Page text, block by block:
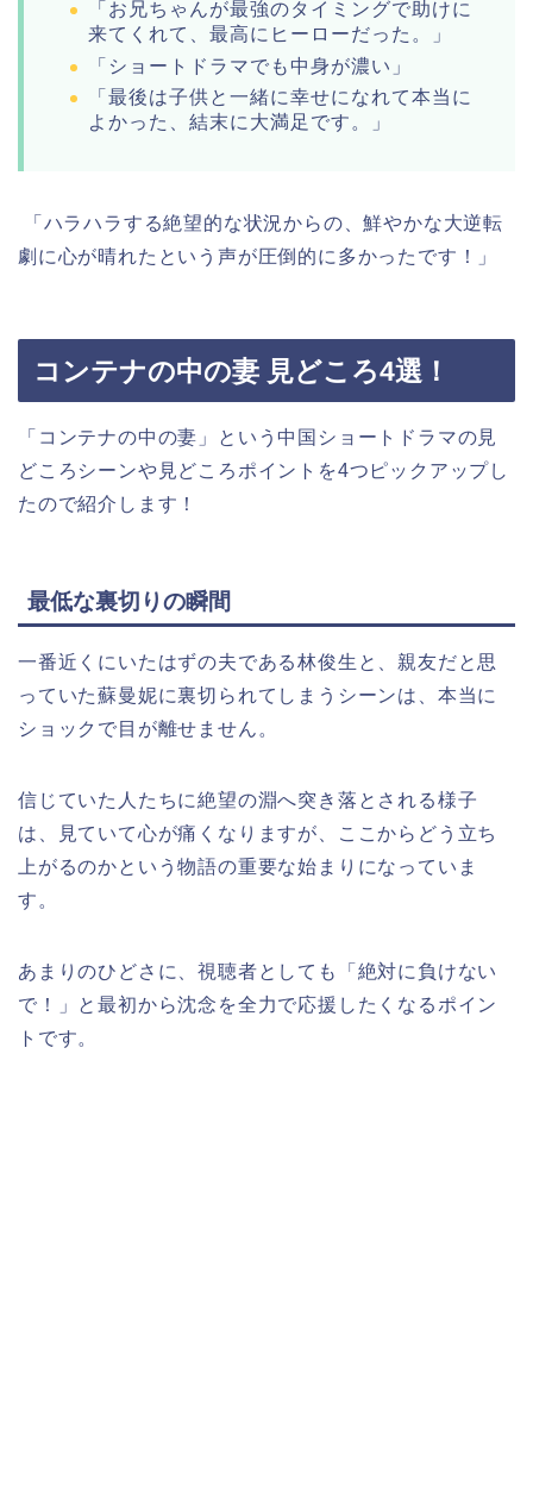
「お兄ちゃんが最強のタイミングで助けに
来てくれて、最高にヒーローだった。」
「ショートドラマでも中身が濃い」
「最後は子供と一緒に幸せになれて本当に
よかった、結末に大満足です。」
「ハラハラする絶望的な状況からの、鮮やかな大逆転
劇に心が晴れたという声が圧倒的に多かったです！」
コンテナの中の妻 見どころ4選！
「コンテナの中の妻」という中国ショートドラマの見
どころシーンや見どころポイントを4つピックアップし
たので紹介します！
最低な裏切りの瞬間
一番近くにいたはずの夫である林俊生と、親友だと思
っていた蘇曼妮に裏切られてしまうシーンは、本当に
ショックで目が離せません。
信じていた人たちに絶望の淵へ突き落とされる様子
は、見ていて心が痛くなりますが、ここからどう立ち
上がるのかという物語の重要な始まりになっていま
す。
あまりのひどさに、視聴者としても「絶対に負けない
で！」と最初から沈念を全力で応援したくなるポイン
トです。